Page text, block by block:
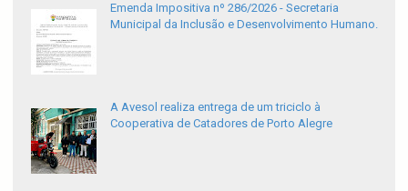
Emenda Impositiva nº 286/2026 - Secretaria
Municipal da Inclusão e Desenvolvimento Humano.
A Avesol realiza entrega de um triciclo à
Cooperativa de Catadores de Porto Alegre